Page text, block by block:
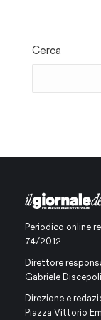
Cerca
Periodico online
74/2012
Direttore
Gabriele Discepoli
Direzione e
Piazza Vittorio